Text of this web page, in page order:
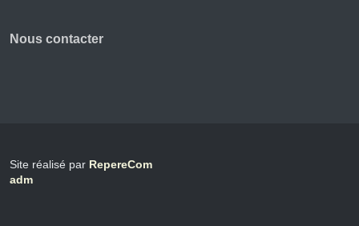
Nous contacter
Site réalisé par RepereCom
adm